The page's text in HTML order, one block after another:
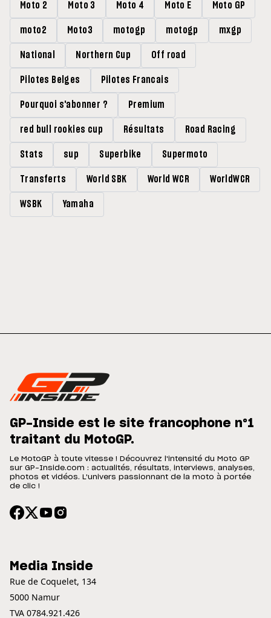
Moto 2 Moto 3 Moto 4 Moto E Moto GP
moto2 Moto3 motogp motogp mxgp
National Northern Cup Off road
Pilotes Belges Pilotes Francais
Pourquoi s'abonner ? Premium
red bull rookies cup Résultats Road Racing
Stats sup Superbike Supermoto
Transferts World SBK World WCR WorldWCR
WSBK Yamaha
GP-Inside est le site francophone n°1
traitant du MotoGP.
Le MotoGP à toute vitesse ! Découvrez l'intensité du Moto GP
sur GP-Inside.com : actualités, résultats, interviews, analyses,
photos et vidéos. L'univers passionnant de la moto à portée
de clic !
Media Inside
Rue de Coquelet, 134
5000 Namur
TVA 0784.921.426